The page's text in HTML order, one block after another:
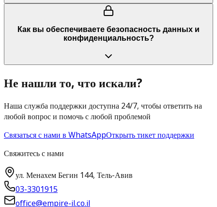
Как вы обеспечиваете безопасность данных и
конфиденциальность?
Не нашли то, что искали?
Наша служба поддержки доступна 24/7, чтобы ответить на
любой вопрос и помочь с любой проблемой
Связаться с нами в WhatsAppОткрыть тикет поддержки
Свяжитесь с нами
ул. Менахем Бегин 144, Тель-Авив
03-3301915
office@empire-il.co.il